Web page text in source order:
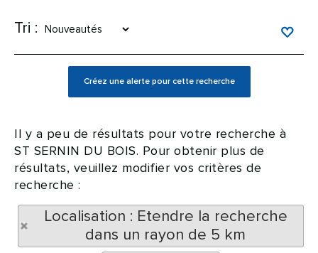
Tri :
Il y a peu de résultats pour votre recherche à
ST SERNIN DU BOIS. Pour obtenir plus de
résultats, veuillez modifier vos critères de
recherche :
Localisation : Etendre la recherche
dans un rayon de 5 km